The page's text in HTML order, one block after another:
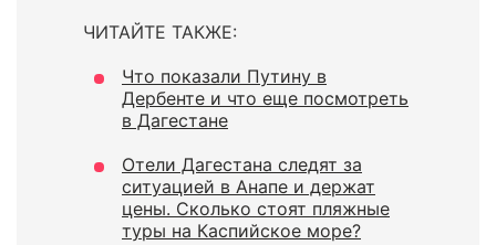
ЧИТАЙТЕ ТАКЖЕ:
Что показали Путину в
Дербенте и что еще посмотреть
в Дагестане
Отели Дагестана следят за
ситуацией в Анапе и держат
цены. Сколько стоят пляжные
туры на Каспийское море?